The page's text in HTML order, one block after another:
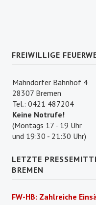
FREIWILLIGE
Mahndorfer Bahnhof 4
28307 Bremen
Tel.: 0421 487204
Keine Notrufe!
(Montags 17 - 19 Uhr
und 19:30 - 21:30 Uhr)
LETZTE
BREMEN
FW-HB: Zahlreiche